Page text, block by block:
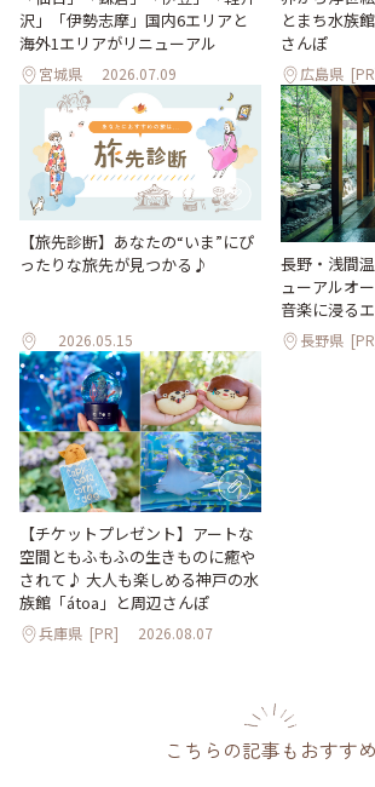
沢」「伊勢志摩」国内6エリアと
海外1エリアがリニューアル
宮城県 2026.07.09
とまち水族
さんぽ
広島県
【旅先診断】あなたの“いま”にぴ
ったりな旅先が見つかる♪
2026.05.15
長野・浅間
ューアルオ
音楽に浸る
長野県
【チケットプレゼント】アートな
空間ともふもふの生きものに癒や
されて♪ 大人も楽しめる神戸の水
族館「átoa」と周辺さんぽ
兵庫県 [PR] 2026.08.07
こちらの記事もおすすめ